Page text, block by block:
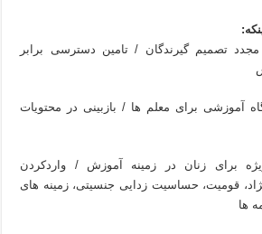
تصمیم گیرندگان / تامین دسترسی برابر
آموزشی برای معلم ها / بازبینی در محتویات
برای زنان در زمینه آموزش / واردکردن
قومیت، حساسیت زدایی جنسیتی، زمینه های
ها